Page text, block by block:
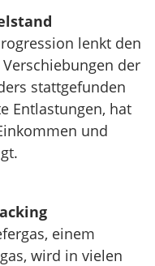
lenkt den
der
stattgefunden
Entlastungen, hat
und
einem
wird in vielen